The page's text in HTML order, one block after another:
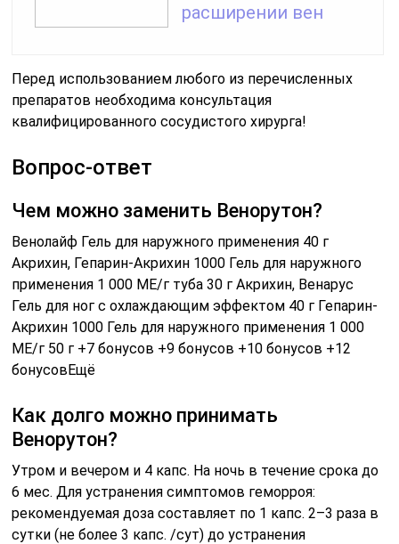
расширении вен
Перед использованием любого из перечисленных
препаратов необходима консультация
квалифицированного сосудистого хирурга!
Вопрос-ответ
Чем можно заменить Венорутон?
Венолайф Гель для наружного применения 40 г
Акрихин, Гепарин-Акрихин 1000 Гель для наружного
применения 1 000 МЕ/г туба 30 г Акрихин, Венарус
Гель для ног с охлаждающим эффектом 40 г Гепарин-
Акрихин 1000 Гель для наружного применения 1 000
МЕ/г 50 г +7 бонусов +9 бонусов +10 бонусов +12
бонусовЕщё
Как долго можно принимать
Венорутон?
Утром и вечером и 4 капс. На ночь в течение срока до
6 мес. Для устранения симптомов геморроя:
рекомендуемая доза составляет по 1 капс. 2–3 раза в
сутки (не более 3 капс. /сут) до устранения